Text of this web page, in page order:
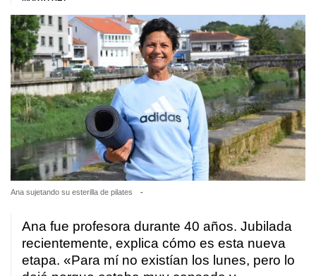
Ana sujetando su esterilla de pilates -
Ana fue profesora durante 40 años. Jubilada
recientemente, explica cómo es esta nueva
etapa. «Para mí no existían los lunes, pero lo